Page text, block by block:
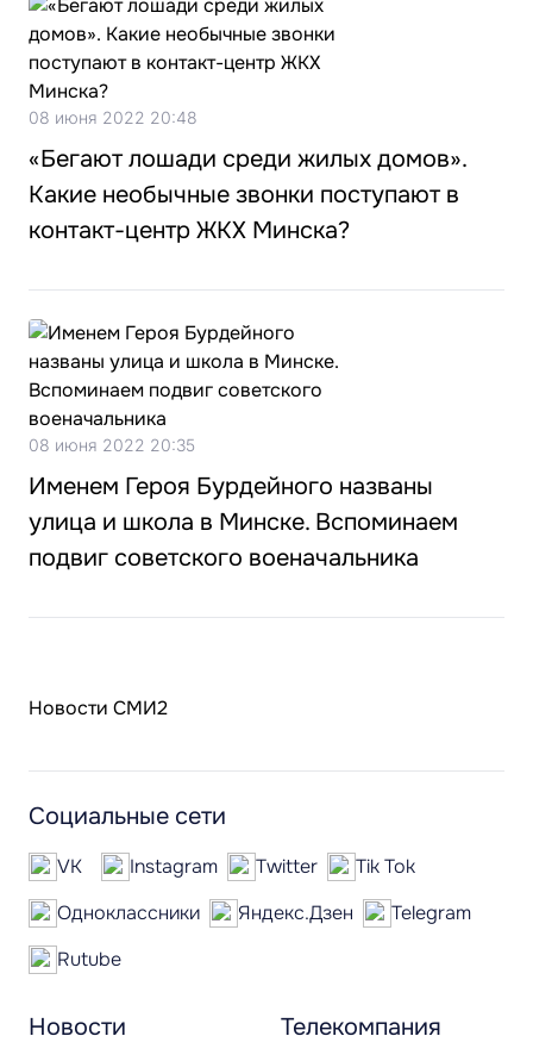
08 июня 2022 20:48
«Бегают лошади среди жилых домов».
Какие необычные звонки поступают в
контакт-центр ЖКХ Минска?
08 июня 2022 20:35
Именем Героя Бурдейного названы
улица и школа в Минске. Вспоминаем
подвиг советского военачальника
Новости СМИ2
Новости Телекомпания
Социальные сети
VK Instagram Twitter
Tik Tok
Одноклассники
Яндекс.Дзен
Telegram
Rutube